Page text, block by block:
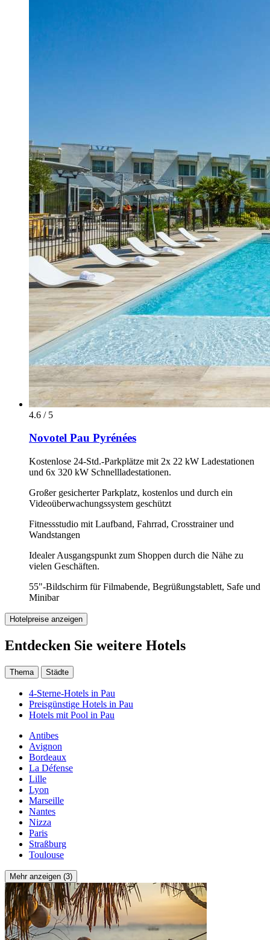
4.6 / 5
Novotel Pau Pyrénées
Kostenlose 24-Std.-Parkplätze mit 2x 22 kW Ladestationen
und 6x 320 kW Schnellladestationen.
Großer gesicherter Parkplatz, kostenlos und durch ein
Videoüberwachungssystem geschützt
Fitnessstudio mit Laufband, Fahrrad, Crosstrainer und
Wandstangen
Idealer Ausgangspunkt zum Shoppen durch die Nähe zu
vielen Geschäften.
55"-Bildschirm für Filmabende, Begrüßungstablett, Safe und
Minibar
Hotelpreise anzeigen
Entdecken Sie weitere Hotels
Thema Städte
4-Sterne-Hotels in Pau
Preisgünstige Hotels in Pau
Hotels mit Pool in Pau
Antibes
Avignon
Bordeaux
La Défense
Lille
Lyon
Marseille
Nantes
Nizza
Paris
Straßburg
Toulouse
Mehr anzeigen (3)